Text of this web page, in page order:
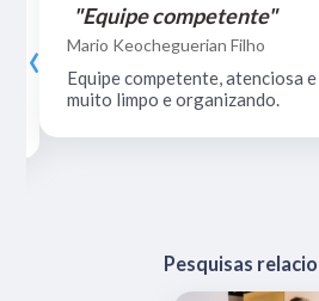
"Equipe competente"
Mario Keocheguerian Filho
Equipe competente, atenciosa
muito limpo e organizando.
‹
Pesquisas